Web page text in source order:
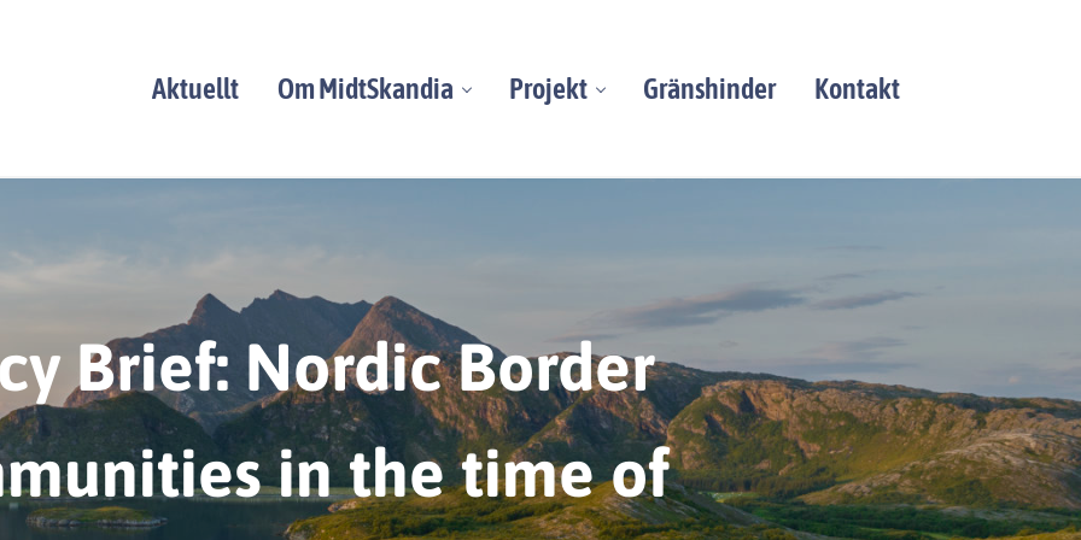
Aktuellt Om MidtSkandia Projekt Gränshinder Kontakt
Brief: Nordic Border
in the time of